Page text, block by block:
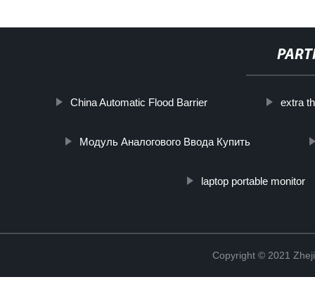
China Automatic Flood Barrier extra
Модуль Аналогового Ввода Купить
laptop portable monitor
Copyright © 2021